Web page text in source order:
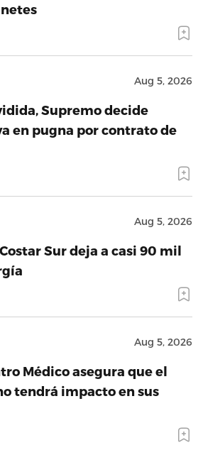
Aug 5, 2026
Supremo decide
en pugna por contrato de
Aug 5, 2026
Sur deja a casi 90 mil
Aug 5, 2026
Médico asegura que el
tendrá impacto en sus